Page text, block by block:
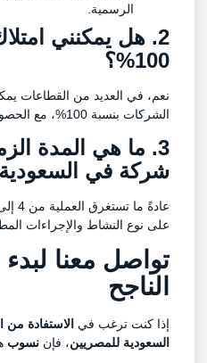
الرسمية.
2. هل يمكنني
100%؟
نعم، في العديد من القطاعات
الشركات بنسبة 100%، مع الحصول على التراخيص اللازمة.
3. ما هي المدة
شركة في
على نوع النشاط والإجراءات
تواصل معنا لبدء
الناجح
إذا كنت ترغب في الاستفادة من
السعودية للمصريين، فإننسوب